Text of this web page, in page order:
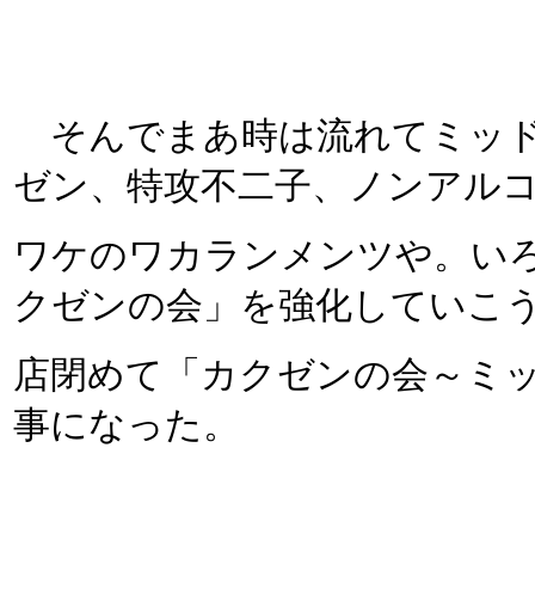
そんでまあ時は流れてミッ
ゼン、特攻不二子、ノンアル
ワケのワカランメンツや。い
クゼンの会」を強化していこ
店閉めて「カクゼンの会～ミ
事になった。